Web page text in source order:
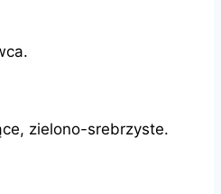
zielono-srebrzyste.